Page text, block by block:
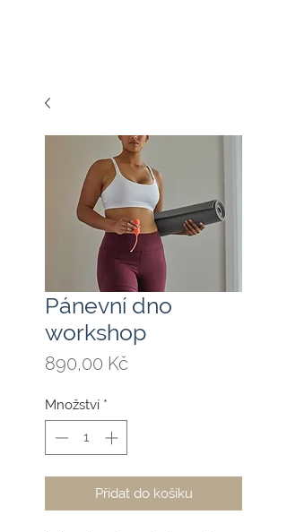
Pánevní dno
workshop
890,00 Kč
Množství *
Přidat do košíku